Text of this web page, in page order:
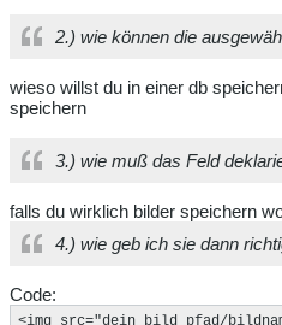
2.) wie können die
wieso willst du in einer db
speichern
3.) wie muß das Feld
falls du wirklich bilder speichern
4.) wie geb ich sie dann
Code:
<img src="dein_bild_pfad/